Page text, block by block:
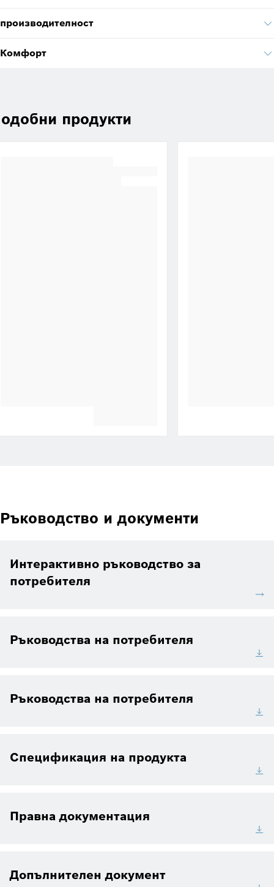
производителност
Комфорт
продукти
Ръководство и документи
Интерактивно ръководство за
потребителя
Ръководства на потребителя
Ръководства на потребителя
Спецификация на продукта
Правна документация
Допълнителен документ